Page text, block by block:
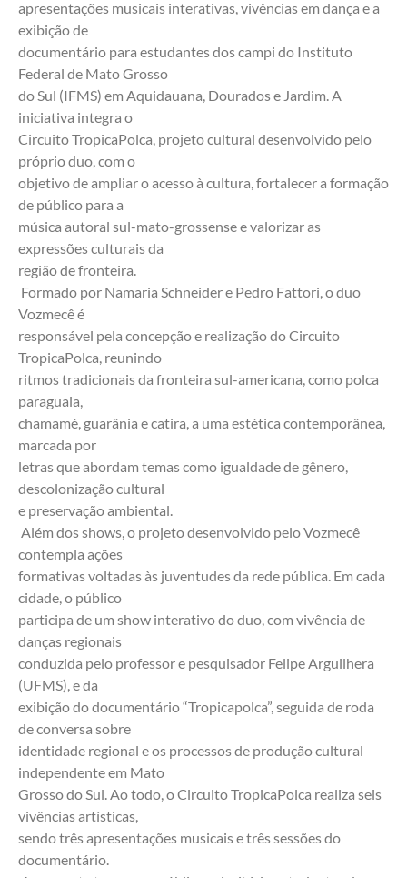
apresentações musicais interativas, vivências em dança e a
exibição de
documentário para estudantes dos campi do Instituto
Federal de Mato Grosso
do Sul (IFMS) em Aquidauana, Dourados e Jardim. A
iniciativa integra o
Circuito TropicaPolca, projeto cultural desenvolvido pelo
próprio duo, com o
objetivo de ampliar o acesso à cultura, fortalecer a formação
de público para a
música autoral sul-mato-grossense e valorizar as
expressões culturais da
região de fronteira.
Vozmecê é
responsável pela concepção e realização do Circuito
TropicaPolca, reunindo
ritmos tradicionais da fronteira sul-americana, como polca
paraguaia,
chamamé, guarânia e catira, a uma estética contemporânea,
marcada por
letras que abordam temas como igualdade de gênero,
descolonização cultural
e preservação ambiental.
contempla ações
formativas voltadas às juventudes da rede pública. Em cada
cidade, o público
participa de um show interativo do duo, com vivência de
danças regionais
conduzida pelo professor e pesquisador Felipe Arguilhera
(UFMS), e da
exibição do documentário “Tropicapolca”, seguida de roda
de conversa sobre
identidade regional e os processos de produção cultural
independente em Mato
Grosso do Sul. Ao todo, o Circuito TropicaPolca realiza seis
vivências artísticas,
sendo três apresentações musicais e três sessões do
documentário.